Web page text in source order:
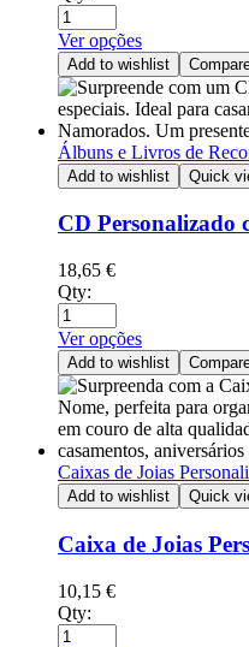
Ver opções
Add to wishlist
Álbuns e Livros de
Add to wishlist Quick
CD Personalizado
18,65 €
Qty:
Ver opções
Add to wishlist
Caixas de Joias
Add to wishlist Quick
Caixa de Joias
10,15 €
Qty: